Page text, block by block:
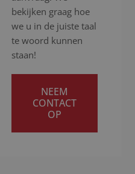
bekijken graag hoe
we u in de juiste taal
te woord kunnen
staan!
NEEM
CONTACT
OP